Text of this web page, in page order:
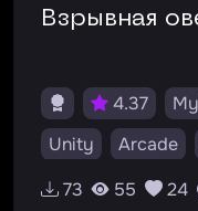
Взрывная
4.37
Unity
Arcade
#насилие
73 55 24